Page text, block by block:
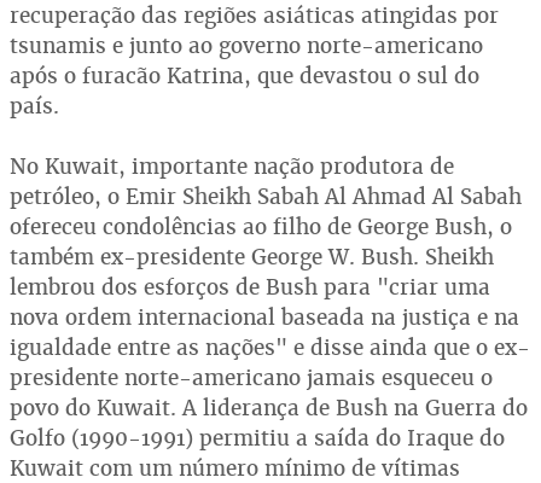
recuperação das regiões asiáticas atingidas por
tsunamis e junto ao governo norte-americano
após o furacão Katrina, que devastou o sul do
país.
No Kuwait, importante nação produtora de
petróleo, o Emir Sheikh Sabah Al Ahmad Al Sabah
ofereceu condolências ao filho de George Bush, o
também ex-presidente George W. Bush. Sheikh
lembrou dos esforços de Bush para "criar uma
nova ordem internacional baseada na justiça e na
igualdade entre as nações" e disse ainda que o ex-
presidente norte-americano jamais esqueceu o
povo do Kuwait. A liderança de Bush na Guerra do
Golfo (1990-1991) permitiu a saída do Iraque do
Kuwait com um número mínimo de vítimas